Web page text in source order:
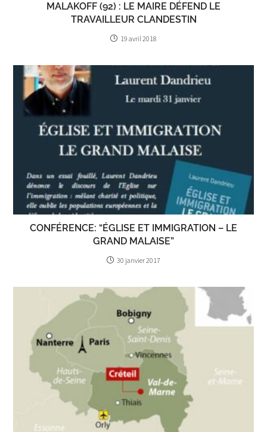
MALAKOFF (92) : LE MAIRE DÉFEND LE
TRAVAILLEUR CLANDESTIN
19 avril 2018
CONFÉRENCE: “ÉGLISE ET IMMIGRATION – LE
GRAND MALAISE”
30 janvier 2017